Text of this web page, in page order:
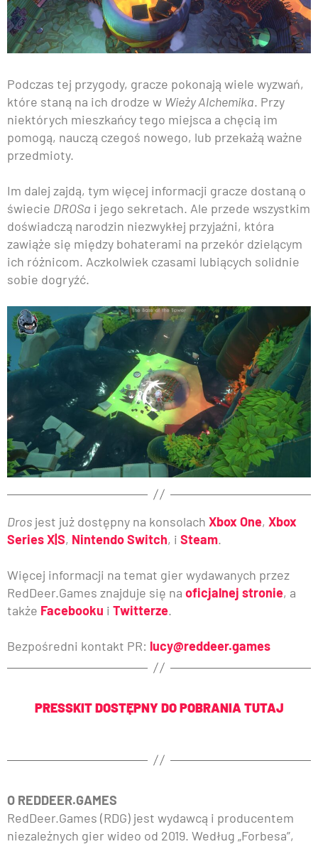
Podczas tej przygody, gracze pokonają wiele wyzwań,
które staną na ich drodze w Wieży Alchemika. Przy
niektórych mieszkańcy tego miejsca a chęcią im
pomogą, nauczą czegoś nowego, lub przekażą ważne
przedmioty.
Im dalej zajdą, tym więcej informacji gracze dostaną o
świecie DROSa i jego sekretach. Ale przede wszystkim
doświadczą narodzin niezwykłej przyjaźni, która
zawiąże się między bohaterami na przekór dzielącym
ich różnicom. Aczkolwiek czasami lubiących solidnie
sobie dogryźć.
Dros jest już dostępny na konsolach Xbox One, Xbox
Series X|S, Nintendo Switch, i Steam.
Więcej informacji na temat gier wydawanych przez
RedDeer.Games znajduje się na oficjalnej stronie, a
także Facebooku i Twitterze.
Bezpośredni kontakt PR: lucy@reddeer.games
PRESSKIT DOSTĘPNY DO POBRANIA TUTAJ
O REDDEER.GAMES
RedDeer.Games (RDG) jest wydawcą i producentem
niezależnych gier wideo od 2019. Według „Forbesa”,